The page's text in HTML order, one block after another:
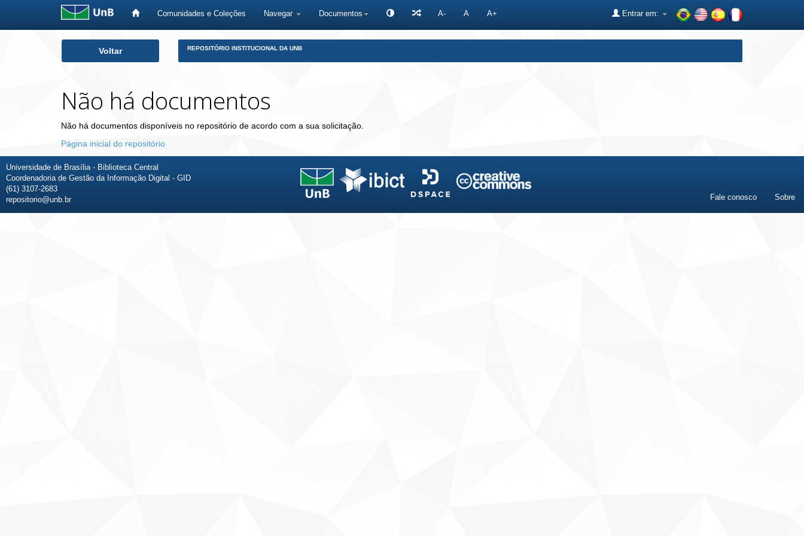
Comunidades e Coleções Navegar Documentos A- A A+ Entrar em:
Voltar REPOSITÓRIO INSTITUCIONAL DA UNB
Não há documentos
Não há documentos disponíveis no repositório de acordo com a sua solicitação.
Página inicial do repositório
Universidade de Brasília - Biblioteca Central
Coordenadoria de Gestão da Informação Digital - GID
(61) 3107-2683
repositorio@unb.br
Fale conosco Sobre